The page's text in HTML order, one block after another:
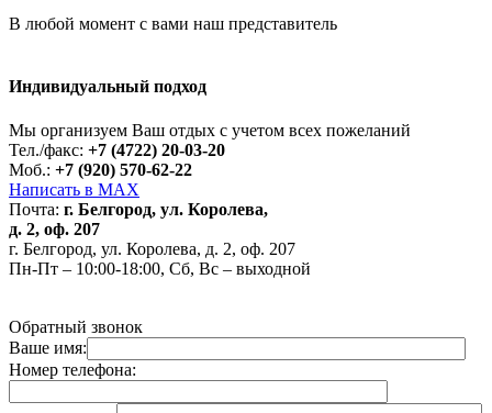
В любой момент с вами наш представитель
Индивидуальный подход
Мы организуем Ваш отдых с учетом всех пожеланий
Тел./факс: +7 (4722) 20-03-20
Моб.: +7 (920) 570-62-22
Написать в MAX
Почта: г. Белгород, ул. Королева,
д. 2, оф. 207
г. Белгород, ул. Королева, д. 2, оф. 207
Пн-Пт – 10:00-18:00, Сб, Вс – выходной
Обратный звонок
Ваше имя:
Номер телефона: